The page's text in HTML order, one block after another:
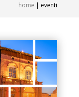
home | eventi